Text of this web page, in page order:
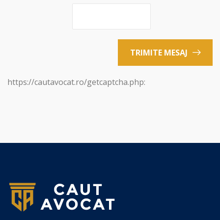
TRIMITE MESAJ
https://cautavocat.ro/getcaptcha.php: